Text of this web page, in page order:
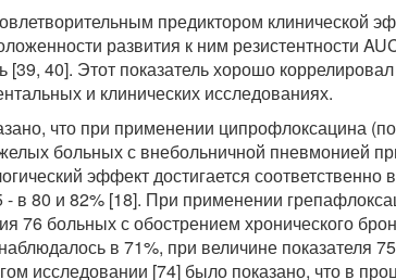
предиктором клинической
развития к ним резистентности
[39, 40]. Этот показатель хорошо
и клинических исследованиях.
что при применении ципрофлоксацина
больных с внебольничной пневмонией
эффект достигается
в 80 и 82% [18]. При применении
76 больных с обострением хронического
в 71%, при величине показателя
исследовании [74] было показано, что в